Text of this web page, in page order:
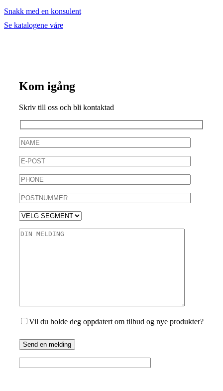
Snakk med en konsulent
Se katalogene våre
Kom igång
Skriv till oss och bli kontaktad
Vil du holde deg oppdatert om tilbud og nye produkter?
Send en melding